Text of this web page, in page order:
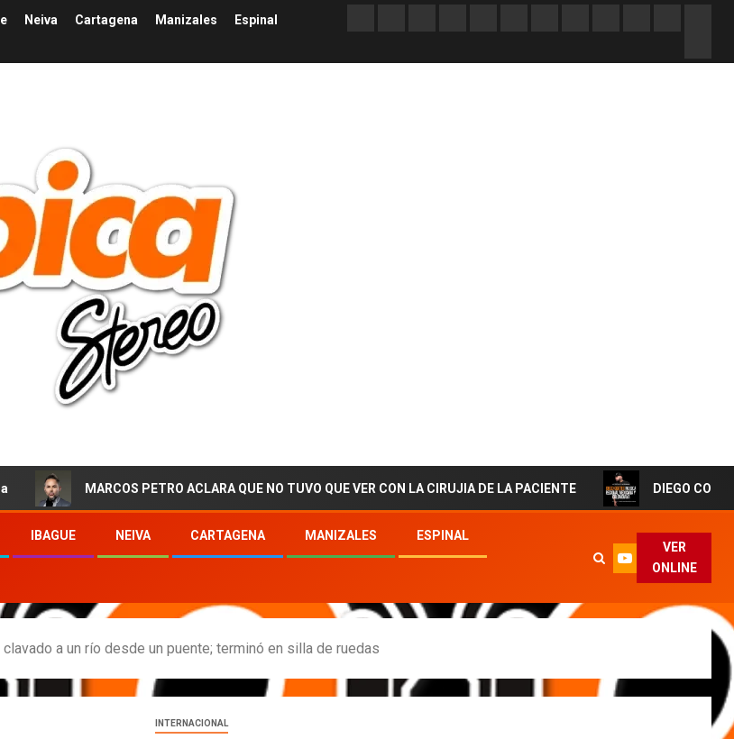
Neiva Cartagena Manizales
Espinal
MARCOS PETRO ACLARA QUE NO TUVO QUE VER CON LA CIRUJIA DE LA PACIENTE DIEGO CORTES El
IBAGUE NEIVA CARTAGENA MANIZALES ESPINAL
VER
ONLINE
a un río desde un puente; terminó en silla de ruedas
INTERNACIONAL